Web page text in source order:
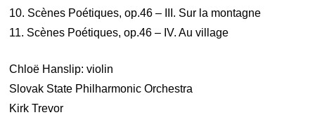
10. Scènes Poétiques, op.46 – III. Sur la montagne
11. Scènes Poétiques, op.46 – IV. Au village
Chloë Hanslip: violin
Slovak State Philharmonic Orchestra
Kirk Trevor